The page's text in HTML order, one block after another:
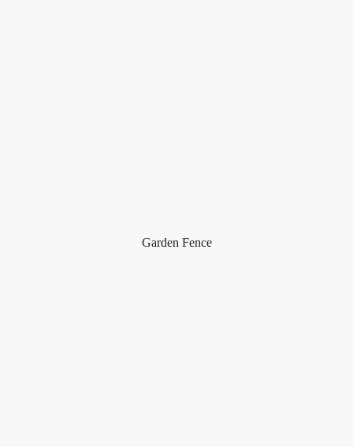
Garden Fence